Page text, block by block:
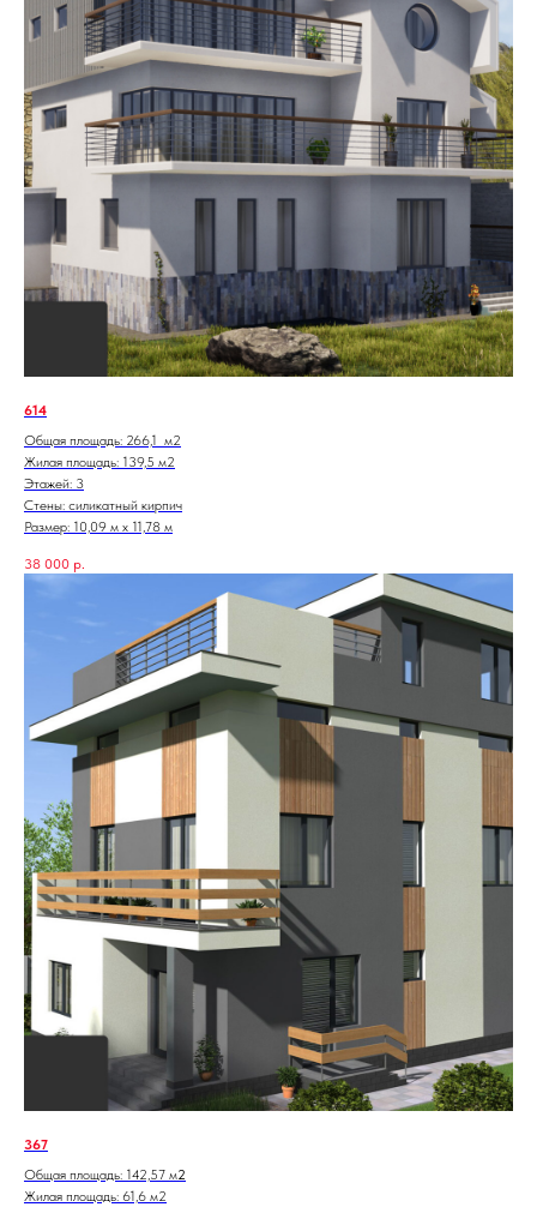
614
Общая площадь: 266,1 м2
Жилая площадь: 139,5 м2
Этажей: 3
Стены: силикатный кирпич
Размер: 10,09 м х 11,78 м
38 000 р.
367
Общая площадь: 142,57 м2
Жилая площадь: 61,6 м2